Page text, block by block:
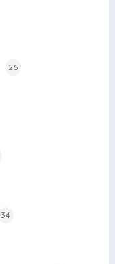
26
34